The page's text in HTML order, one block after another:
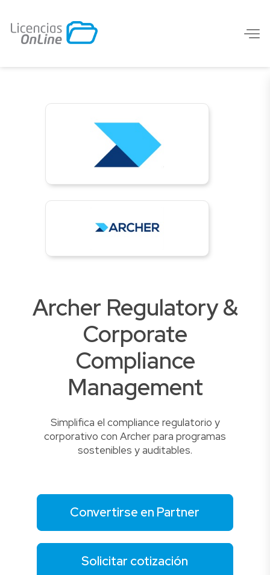
Archer Regulatory &
Corporate
Compliance
Management
Simplifica el compliance regulatorio y
corporativo con Archer para programas
sostenibles y auditables.
Convertirse en Partner
Solicitar cotización